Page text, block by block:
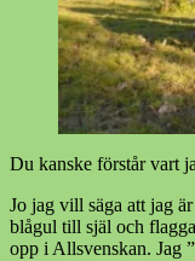
Du kanske förstår vart
Jo jag vill säga att jag
blågul till själ och
opp i Allsvenskan. Jag ”